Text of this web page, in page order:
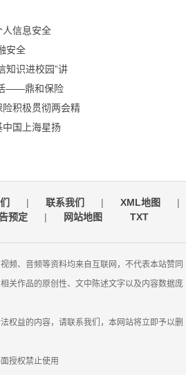
人信息安全
安全
知识进校园”讲
——鼎和保险
积极贯彻两会精
国上海星扬
| 联系我们 | XML地图
|
预定 | 网站地图 TXT
频、音频等资料均来自互联网，不代表本站赞同
关作品的原创性、文中陈述文字以及内容数据庞
权益的内容，请联系我们，本网站将立即予以删
授权禁止使用